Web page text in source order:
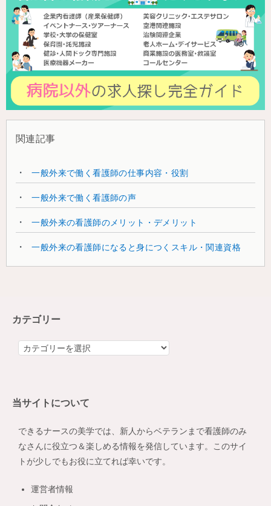
関連記事
一般外来で働く看護師の仕事内容・役割
一般外来で働く看護師の声
一般外来の看護師のメリット・デメリット
一般外来の看護師になると身につくスキル・関連資格
カテゴリー
カ
ー
当サイトについて
できるナースの美学では、新人からベテランまで看護師のみ
なさんに役立つ＆楽しめる情報を発信しています。このサイ
トが少しでもお役に立てれば幸いです。
運営者情報